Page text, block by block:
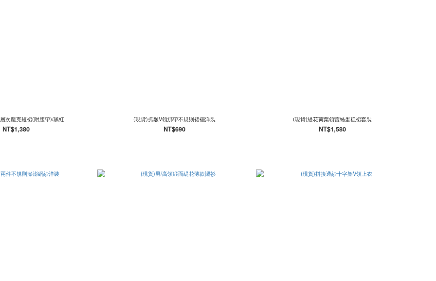
次龐克短裙(附腰帶)/黑紅
NT$1,380
(現貨)抓皺V領綁帶不規則裙襬洋裝
NT$690
(現貨)緹花荷葉領蕾絲蛋糕裙套裝
NT$1,580